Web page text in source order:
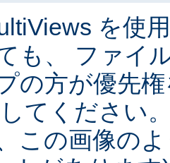
を使
も、 ファイ
の方が優先
てください
この画像の